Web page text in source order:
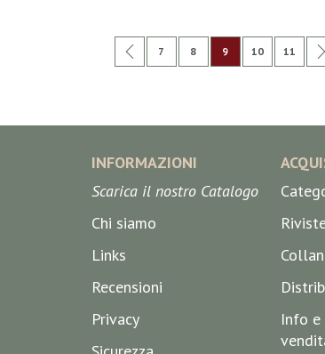
PaginaPagina
Precedente
Pagina
7 Pagina
8 Attualmente stai
9 Pagina
10 Pagina
11
INFORMAZIONI
Scarica il nostro Catalogo
Chi siamo
Links
Recensioni
Privacy
Info e